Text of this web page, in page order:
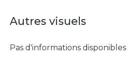
Autres visuels
Pas d'informations disponibles